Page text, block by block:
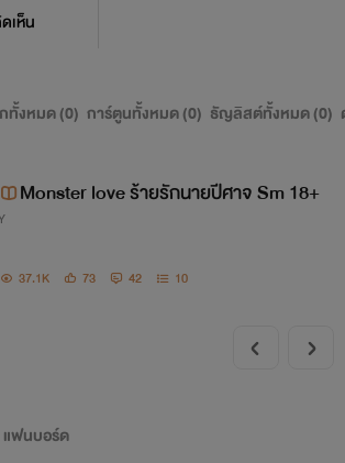
เห็น
ทั้งหมด (0) การ์ตูนทั้งหมด (0) ธัญลิสต์ทั้งหมด (0)
Monster love ร้ายรักนายปีศาจ Sm 18+
37.1K 73 42 10
แฟนบอร์ด